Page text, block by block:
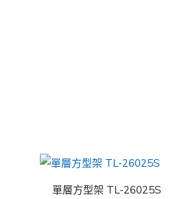
單層方型架 TL-26025S